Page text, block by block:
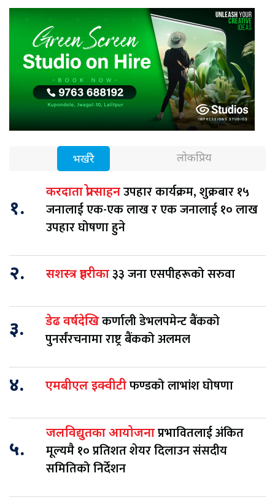
भर्खरै लोकप्रिय
१.
करदाता प्रोत्साहनउपहार कार्यक्रम, शुक्रबार १५
जनालाई एक-एक लाख र एक जनालाई १० लाख
उपहार घोषणा हुने
२. सशस्त्र प्रहरीका३३ जना एसपीहरूको सरुवा
३. डेढ वर्षदेखिकर्णाली डेभलपमेन्ट बैंकको
पुनर्संरचनामा राष्ट्र बैंकको अलमल
४. एमबीएल इक्वीटीफण्डको लाभांश घोषणा
५.
जलविद्युतका आयोजनाप्रभावितलाई अंकित
मूल्यमै १० प्रतिशत शेयर दिलाउन संसदीय
समितिको निर्देशन